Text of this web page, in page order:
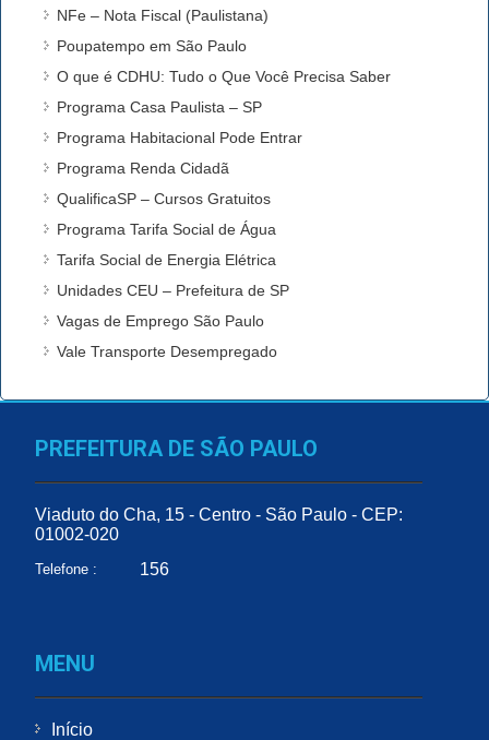
NFe – Nota Fiscal (Paulistana)
Poupatempo em São Paulo
O que é CDHU: Tudo o Que Você Precisa Saber
Programa Casa Paulista – SP
Programa Habitacional Pode Entrar
Programa Renda Cidadã
QualificaSP – Cursos Gratuitos
Programa Tarifa Social de Água
Tarifa Social de Energia Elétrica
Unidades CEU – Prefeitura de SP
Vagas de Emprego São Paulo
Vale Transporte Desempregado
PREFEITURA DE SÃO PAULO
Viaduto do Cha, 15 - Centro - São Paulo - CEP:
01002-020
Telefone : 156
MENU
Início